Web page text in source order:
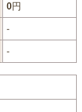
0円
-
-